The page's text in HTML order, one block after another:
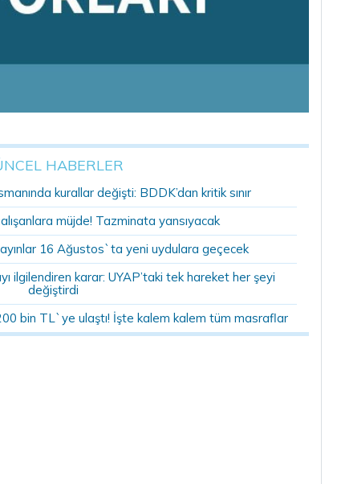
HABERLER
kurallar değişti: BDDK’dan kritik sınır
müjde! Tazminata yansıyacak
16 Ağustos`ta yeni uydulara geçecek
ilgilendiren karar: UYAP’taki tek hareket her şeyi
değiştirdi
bin TL`ye ulaştı! İşte kalem kalem tüm masraflar